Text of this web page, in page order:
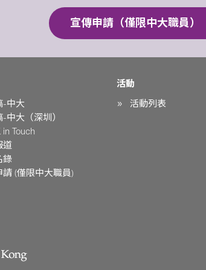
宣傳申請（僅限中大職員）
-中大
中大（深圳）
Touch
道
錄
請 (僅限中大職員)
活動
活動列表